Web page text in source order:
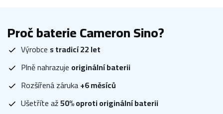
Proč baterie Cameron Sino?
Výrobce s tradicí 22 let
Plně nahrazuje originální baterii
Rozšířená záruka+6 měsíců
Ušetříte až50% oproti originální baterii